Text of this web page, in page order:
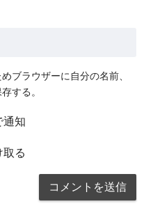
ブラウザーに自分の名前、
する。
通知
取る